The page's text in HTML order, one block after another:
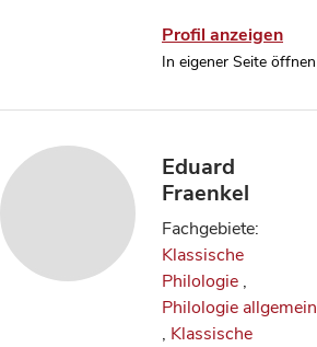
Profil anzeigen
In eigener Seite öffnen
Eduard
Fraenkel
Fachgebiete:
Klassische
Philologie ,
Philologie allgemein
, Klassische